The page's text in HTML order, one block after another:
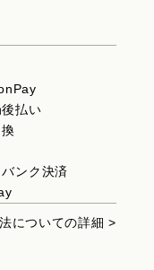
払い
ンク決済
についての詳細 >